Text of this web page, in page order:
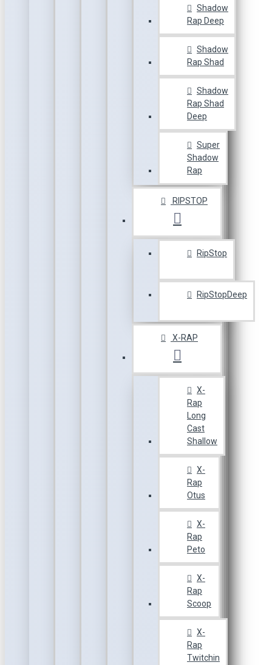
Shadow
Rap Deep
Shadow
Rap Shad
Shadow
Rap Shad
Deep
Super
Shadow
Rap
RIPSTOP
RipStop
RipStopDeep
X-RAP
X-
Rap
Long
Cast
Shallow
X-
Rap
Otus
X-
Rap
Peto
X-
Rap
Scoop
X-
Rap
Twitchin